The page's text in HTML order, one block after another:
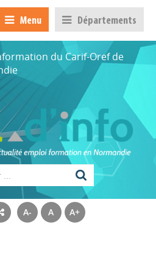
Menu Départements
du Carif-Oref de
A- A A+